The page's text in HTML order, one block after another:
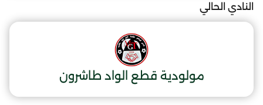
النادي الحالي
مولودية قطع الواد طاشرون